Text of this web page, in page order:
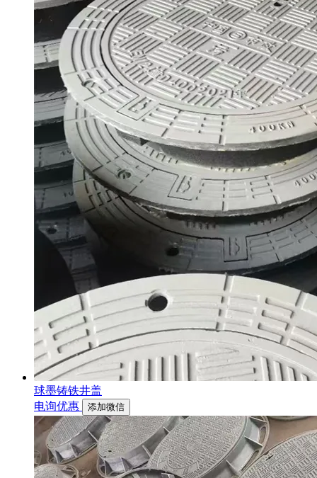
球墨铸铁井盖
电询优惠
添加微信